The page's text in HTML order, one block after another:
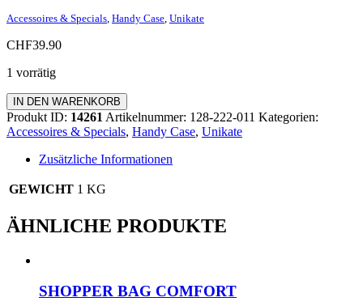
Accessoires & Specials Handy Case Unikate
CHF39.90
1 vorrätig
Handy
Case
mit
Menge
IN DEN WARENKORB
Produkt ID: 14261 Artikelnummer: 128-222-011 Kategorien:
Accessoires & Specials, Handy Case, Unikate
Zusätzliche Informationen
GEWICHT 1 KG
ÄHNLICHE PRODUKTE
SHOPPER BAG COMFORT